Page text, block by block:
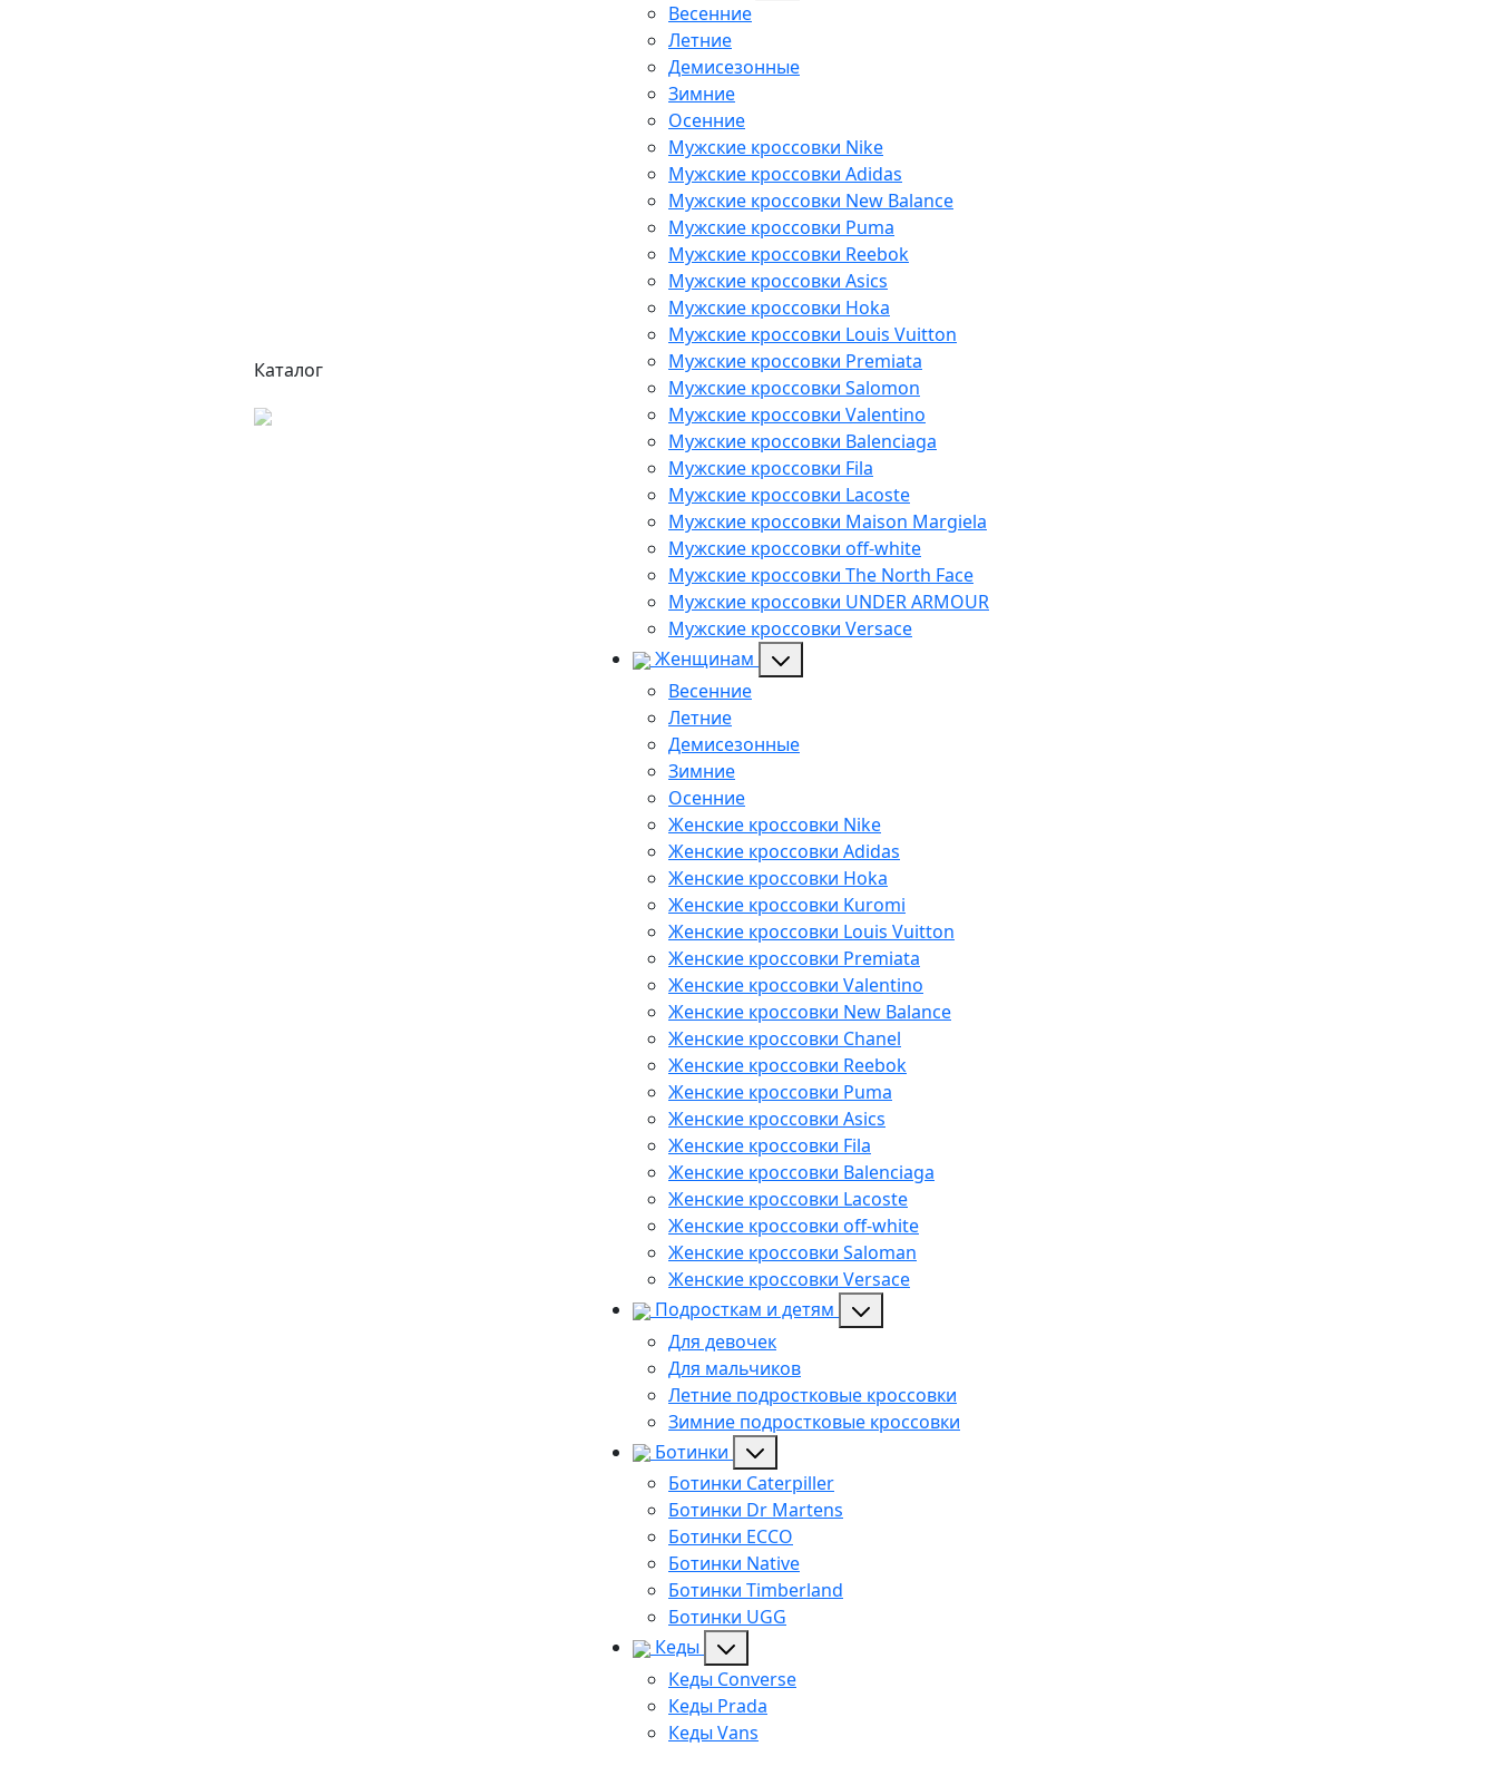
Каталог
Весенние
Летние
Демисезонные
Зимние
Осенние
Мужские кроссовки Nike
Мужские кроссовки Adidas
Мужские кроссовки New Balance
Мужские кроссовки Puma
Мужские кроссовки Reebok
Мужские кроссовки Asics
Мужские кроссовки Hoka
Мужские кроссовки Louis Vuitton
Мужские кроссовки Premiata
Мужские кроссовки Salomon
Мужские кроссовки Valentino
Мужские кроссовки Balenciaga
Мужские кроссовки Fila
Мужские кроссовки Lacoste
Мужские кроссовки Maison Margiela
Мужские кроссовки off-white
Мужские кроссовки The North Face
Мужские кроссовки UNDER ARMOUR
Мужские кроссовки Versace
Женщинам
Весенние
Летние
Демисезонные
Зимние
Осенние
Женские кроссовки Nike
Женские кроссовки Adidas
Женские кроссовки Hoka
Женские кроссовки Kuromi
Женские кроссовки Louis Vuitton
Женские кроссовки Premiata
Женские кроссовки Valentino
Женские кроссовки New Balance
Женские кроссовки Chanel
Женские кроссовки Reebok
Женские кроссовки Puma
Женские кроссовки Asics
Женские кроссовки Fila
Женские кроссовки Balenciaga
Женские кроссовки Lacoste
Женские кроссовки off-white
Женские кроссовки Saloman
Женские кроссовки Versace
Подросткам и детям
Для девочек
Для мальчиков
Летние подростковые кроссовки
Зимние подростковые кроссовки
Ботинки
Ботинки Caterpiller
Ботинки Dr Martens
Ботинки ECCO
Ботинки Native
Ботинки Timberland
Ботинки UGG
Кеды
Кеды Converse
Кеды Prada
Кеды Vans